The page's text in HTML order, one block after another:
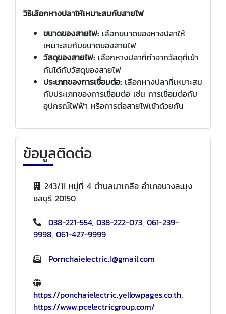
วิธีเลือกหางปลาให้เหมาะสมกับสายไฟ
ขนาดของสายไฟ: เลือกขนาดของหางปลาให้
เหมาะสมกับขนาดของสายไฟ
วัสดุของสายไฟ: เลือกหางปลาที่ทำจากวัสดุที่เข้า
กันได้กับวัสดุของสายไฟ
ประเภทของการเชื่อมต่อ: เลือกหางปลาที่เหมาะสม
กับประเภทของการเชื่อมต่อ เช่น การเชื่อมต่อกับ
อุปกรณ์ไฟฟ้า หรือการต่อสายไฟเข้าด้วยกัน
ข้อมูลติดต่อ
243/11 หมู่ที่ 4 ตำบลนาเกลือ อำเภอบางละมุง
ชลบุรี 20150
038-221-554, 038-222-073, 061-239-
9998, 061-427-9999
Pornchaielectric.1@gmail.com
https://ponchaielectric.yellowpages.co.th,
https://www.pcelectricgroup.com/